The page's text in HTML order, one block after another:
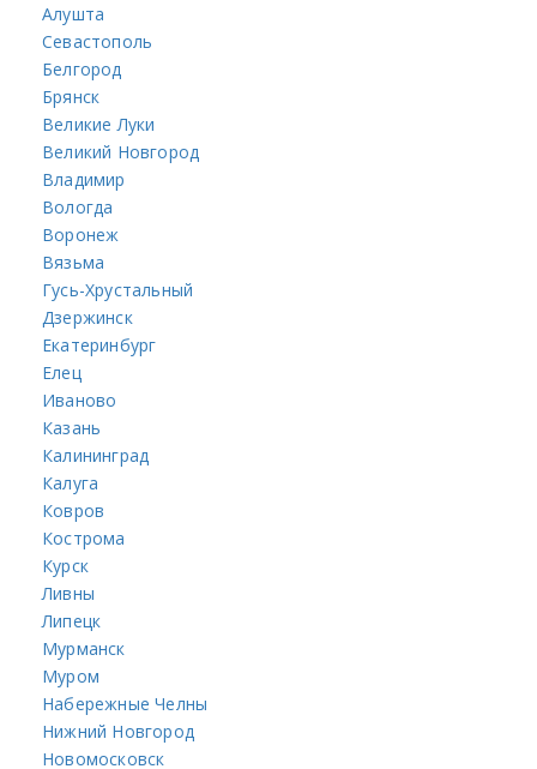
Алушта
Севастополь
Белгород
Брянск
Великие Луки
Великий Новгород
Владимир
Вологда
Воронеж
Вязьма
Гусь-Хрустальный
Дзержинск
Екатеринбург
Елец
Иваново
Казань
Калининград
Калуга
Ковров
Кострома
Курск
Ливны
Липецк
Мурманск
Муром
Набережные Челны
Нижний Новгород
Новомосковск